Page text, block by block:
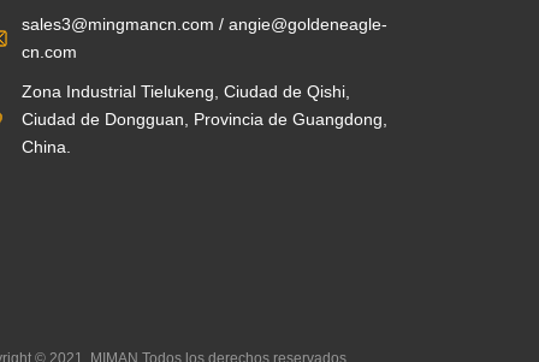
sales3@mingmancn.com / angie@goldeneagle-
cn.com
Zona Industrial Tielukeng, Ciudad de Qishi,
Ciudad de Dongguan, Provincia de Guangdong,
China.
© 2021, MIMAN.Todos los derechos reservados.